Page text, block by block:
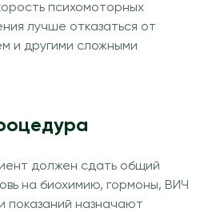
психомоторных
лучше отказаться от
и другими сложными
должен сдать общий
на биохимию, гормоны, ВИЧ
показаний назначают